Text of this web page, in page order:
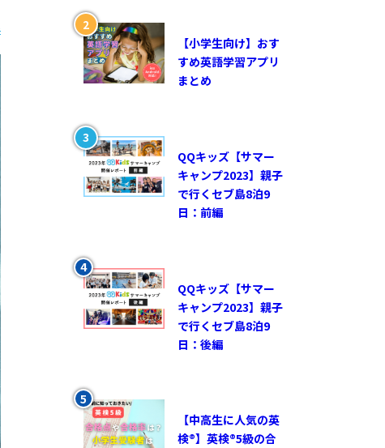
【小学生向け】おす
すめ英語学習アプリ
まとめ
QQキッズ【サマー
キャンプ2023】親子
で行くセブ島8泊9
日：前編
QQキッズ【サマー
キャンプ2023】親子
で行くセブ島8泊9
日：後編
【中高生に人気の英
検®︎】英検®︎5級の合